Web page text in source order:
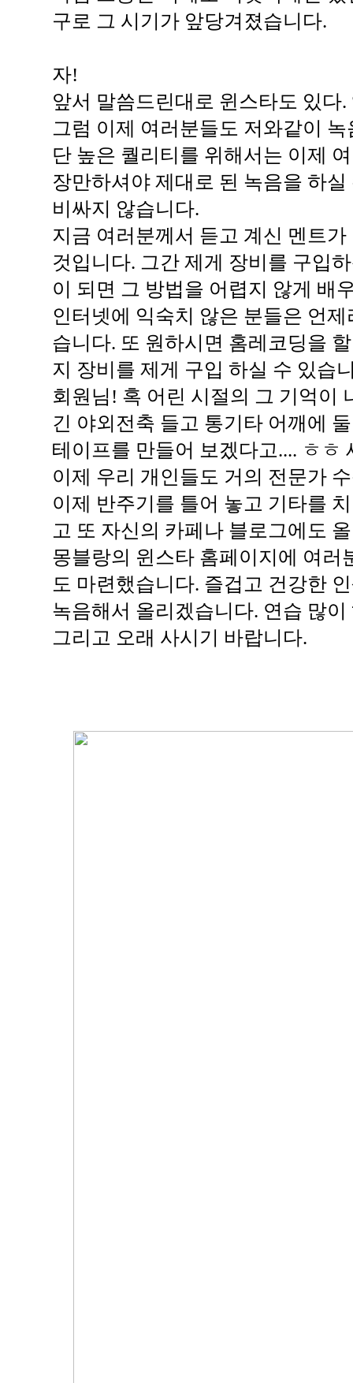
구로 그 시기가 앞당겨졌습니다.
자!
앞서 말씀드린대로 윈스타도 있다
그럼 이제 여러분들도 저와같이
단 높은 퀄리티를 위해서는 이제
장만하셔야 제대로 된 녹음을 하실
비싸지 않습니다.
지금 여러분께서 듣고 계신 멘트
것입니다. 그간 제게 장비를 구입
이 되면 그 방법을 어렵지 않게 배
인터넷에 익숙치 않은 분들은 언
습니다. 또 원하시면 홈레코딩을
지 장비를 제게 구입 하실 수 있습
회원님! 혹 어린 시절의 그 기억이
긴 야외전축 들고 통기타 어깨에
테이프를 만들어 보겠다고.... ㅎㅎ
이제 우리 개인들도 거의 전문가
이제 반주기를 틀어 놓고 기타를
고 또 자신의 카페나 블로그에도
몽블랑의 윈스타 홈페이지에 여러
도 마련했습니다. 즐겁고 건강한
녹음해서 올리겠습니다. 연습 많이
그리고 오래 사시기 바랍니다.